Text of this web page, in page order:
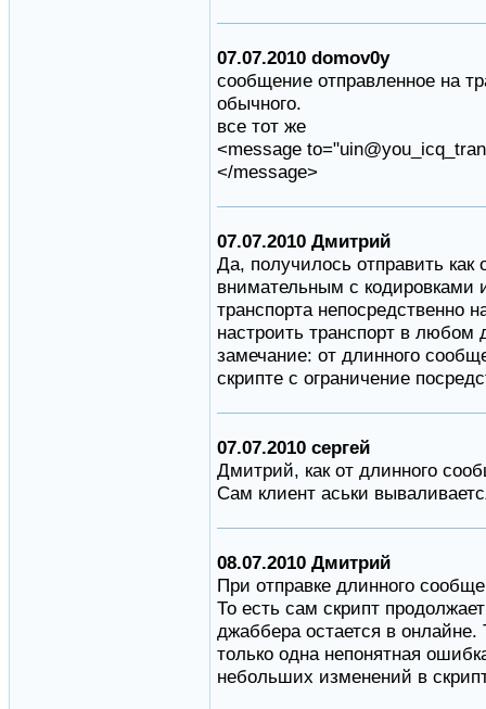
07.07.2010 domov0y
сообщение отправленное на
обычного.
все тот же
<message
</message>
07.07.2010 Дмитрий
Да, получилось отправить
внимательным с кодировками
транспорта непосредственно
настроить транспорт в любом
замечание: от длинного
скрипте с ограничение
07.07.2010 сергей
Дмитрий, как от длинного
Сам клиент аськи
08.07.2010 Дмитрий
При отправке длинного
То есть сам скрипт
джаббера остается в онлайне.
только одна непонятная
небольших изменений в